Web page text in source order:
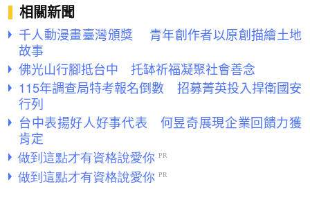
相關新聞
千人動漫畫臺灣頒獎 青年創作者以原創描繪土地
故事
佛光山行腳抵台中 托缽祈福凝聚社會善念
115年調查局特考報名倒數 招募菁英投入捍衛國安
行列
台中表揚好人好事代表 何昱奇展現企業回饋力獲
肯定